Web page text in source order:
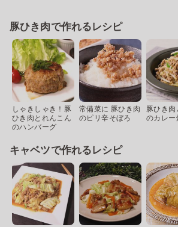
豚ひき肉で作れるレシピ
しゃきしゃき！豚
ひき肉とれんこん
のハンバーグ
常備菜に 豚ひき肉
のピリ辛そぼろ
豚ひき肉
のカレー
キャベツで作れるレシピ